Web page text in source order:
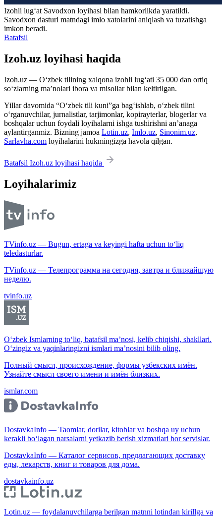
Izohli lugʻat Savodxon loyihasi bilan hamkorlikda yaratildi.
Savodxon dasturi matndagi imlo xatolarini aniqlash va tuzatishga
imkon beradi.
Batafsil
Izoh.uz loyihasi haqida
Izoh.uz — O‘zbek tilining xalqona izohli lug‘ati 35 000 dan ortiq
so‘zlarning ma’nolari ibora va misollar bilan keltirilgan.
Yillar davomida “O‘zbek tili kuni”ga bag‘ishlab, o‘zbek tilini
o‘rganuvchilar, jurnalistlar, tarjimonlar, kopirayterlar, blogerlar va
boshqalar uchun foydali loyihalarni ishga tushirishni an’anaga
aylantirganmiz. Bizning jamoa Lotin.uz, Imlo.uz, Sinonim.uz,
Sarlavha.com loyihalarini hukmingizga havola qilgan.
Batafsil Izoh.uz loyihasi haqida
Loyihalarimiz
TVinfo.uz — Bugun, ertaga va keyingi hafta uchun to‘liq
teledasturlar.
TVinfo.uz — Телепрограмма на сегодня, завтра и ближайшую
неделю.
tvinfo.uz
O‘zbek Ismlarning to‘liq, batafsil ma’nosi, kelib chiqishi, shakllari.
O‘zingiz va yaqinlaringizni ismlari ma’nosini bilib oling.
Полный смысл, происхождение, формы узбекских имён.
Узнайте смысл своего имени и имён близких.
ismlar.com
DostavkaInfo — Taomlar, dorilar, kitoblar va boshqa uy uchun
kerakli bo‘lagan narsalarni yetkazib berish xizmatlari bor servislar.
DostavkaInfo — Каталог сервисов, предлагающих доставку
еды, лекарств, книг и товаров для дома.
dostavkainfo.uz
Lotin.uz — foydalanuvchilarga berilgan matnni lotindan kirillga va